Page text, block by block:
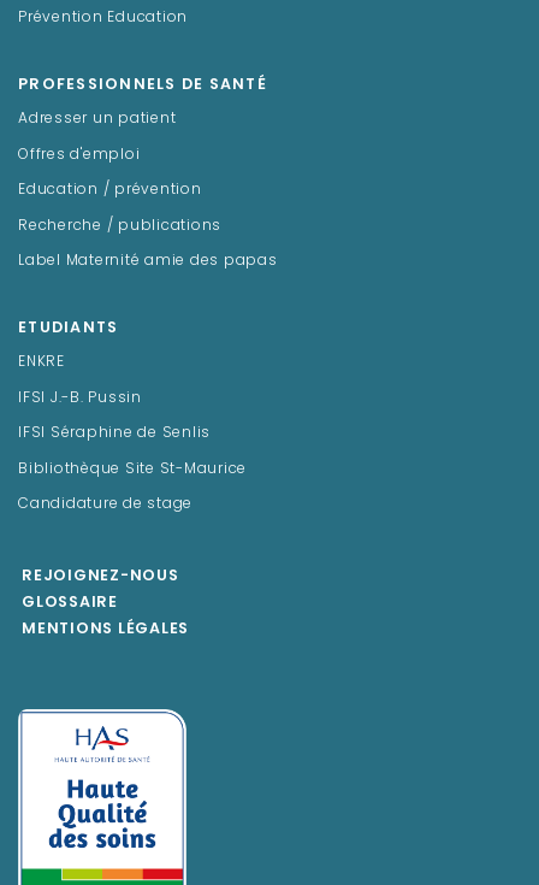
Prévention Education
PROFESSIONNELS DE SANTÉ
Adresser un patient
Offres d'emploi
Education / prévention
Recherche / publications
Label Maternité amie des papas
ETUDIANTS
ENKRE
IFSI J.-B. Pussin
IFSI Séraphine de Senlis
Bibliothèque Site St-Maurice
Candidature de stage
REJOIGNEZ-NOUS
GLOSSAIRE
MENTIONS LÉGALES